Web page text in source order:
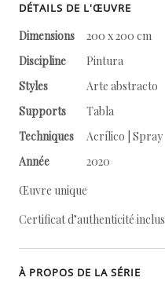
DÉTAILS DE L'ŒUVRE
Dimensions
200 x 200 cm
Discipline
Pintura
Styles
Arte abstracto
Supports
Tabla
Techniques
Acrílico | Spray
Année
2020
Œuvre unique
Certificat d’authenticité inclus
À PROPOS DE LA SÉRIE